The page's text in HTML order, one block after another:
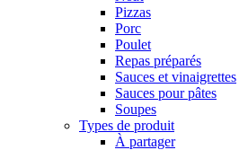
Pizzas
Porc
Poulet
Repas préparés
Sauces et vinaigrettes
Sauces pour pâtes
Soupes
Types de produit
À partager